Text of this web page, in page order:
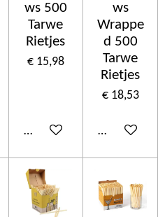
ws 500
Tarwe
Rietjes
€ 15,98
In winkelwagen
ws
Wrappe
d 500
Tarwe
Rietjes
€ 18,53
In